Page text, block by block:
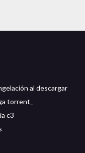
al descargar
torrent_
c3